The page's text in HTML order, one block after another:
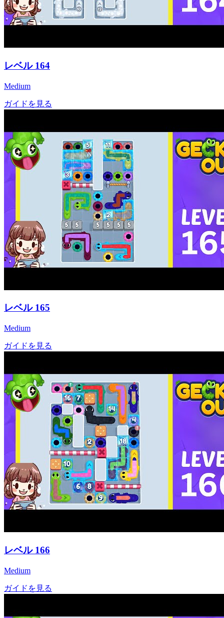
レベル 164
Medium
ガイドを見る
レベル 165
Medium
ガイドを見る
レベル 166
Medium
ガイドを見る